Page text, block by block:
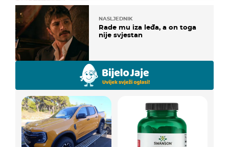
NASLJEDNIK
Rade mu iza leđa, a on toga
nije svjestan